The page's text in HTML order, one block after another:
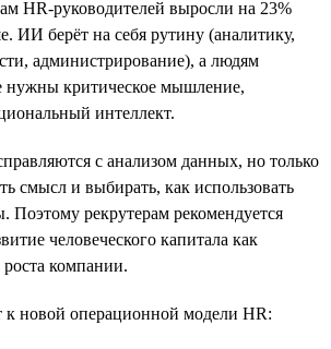
HR-руководителей выросли на 23%
ИИ берёт на себя рутину (аналитику,
администрирование), а людям
нужны критическое мышление,
интеллект.
с анализом данных, но только
смысл и выбирать, как использовать
рекрутерам рекомендуется
человеческого капитала как
роста компании.
новой операционной модели HR: